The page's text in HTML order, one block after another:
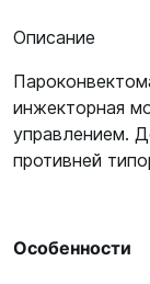
Описание
инжекторная
управлением.
противней
Особенности